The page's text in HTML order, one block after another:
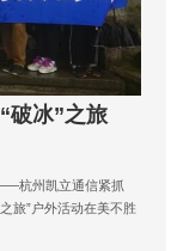
冰”之旅
杭州凯立通信紧抓
旅”户外活动在美不胜